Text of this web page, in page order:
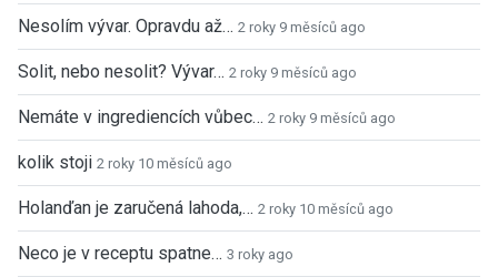
Nesolím vývar. Opravdu až… 2 roky 9 měsíců ago
Solit, nebo nesolit? Vývar… 2 roky 9 měsíců ago
Nemáte v ingrediencích vůbec… 2 roky 9 měsíců ago
kolik stoji 2 roky 10 měsíců ago
Holanďan je zaručená lahoda,… 2 roky 10 měsíců ago
Neco je v receptu spatne… 3 roky ago